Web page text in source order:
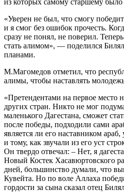
«Уверен не был, что смогу
и я смог без ошибок прочесть.
сразу не понял, не поверил.
стать алимом», — поделился
планами.
М.Магомедов отметил, что
алимы, чтобы наставлять
«Претендентами на первое место
других стран. Никто не мог
маленького Дагестана, сможет
после победы, подходили сами
является ли его наставником
и тому, как звучали из его уст
Он твердо отвечал: – Нет, я
Новый Костек Хасавюртовского
дней, большинство думали, что
Кувейта. Но по воле Аллаха
гордости за сына сказал отец